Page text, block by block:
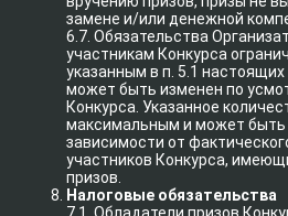
замене и/или денежной
6.7. Обязательства
участникам Конкурса
указанным в п. 5.1
может быть изменен по
Конкурса. Указанное
максимальным и может быть
зависимости от
участников Конкурса,
призов.
Налоговые обязательства